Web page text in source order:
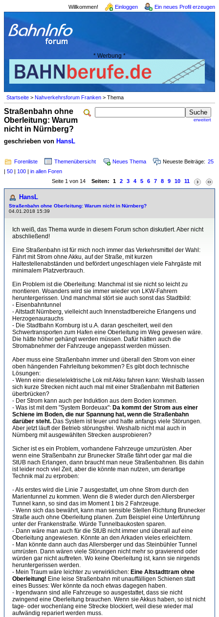
Willkommen! Einloggen Ein neues Profil erzeugen
* Werbung *
Startseite > Nahverkehrsforum Franken > Thema
erweitert
Straßenbahn ohne
Oberleitung: Warum
nicht in Nürnberg?
geschrieben von HansL
Forenliste Themenübersicht Neues Thema Neueste Beiträge: 25
| 50 | 100 | in allen Foren
Seite 1 von 14 Seiten: 1 2 3 4 5 6 7 8 9 10 11
HansL
Straßenbahn ohne Oberleitung: Warum nicht in Nürnberg?
04.01.2018 15:39
Ich weiß, das Thema wurde in diesem Forum schon diskutiert. Aber nicht
abschließend!
Eine Straßenbahn ist für mich noch immer das Verkehrsmittel der Wahl:
Fährt mit Strom ohne Akku, auf der Straße, mit kurzen
Haltestellenabständen und befördert ungeschlagen viele Fahrgäste mit
minimalem Platzverbrauch.
Ein Problem ist die Oberleitung: Manchmal ist sie nicht so leicht zu
montieren. Woanders wird sie immer wieder von LKW-Fahrern
heruntergerissen. Und manchmal stört sie auch sonst das Stadtbild:
- Eisenbahntunnel
- Altstadt Nürnberg, vielleicht auch Innenstadtbereiche Erlangens und
Herzogenaurauchs
- Die Stadtbahn Kornburg ist u.A. daran gescheitert, weil den
Schwertransporten zum Hafen eine Oberleitung im Weg gewesen wäre.
Die hätte höher gehängt werden müssen. Dafür hätten auch die
Stromabnehmer der Fahrzeuge angepasst werden müssen.
Aber muss eine Straßenbahn immer und überall den Strom von einer
oben hängenden Fahrleitung bekommen? Es gibt doch technische
Lösungen:
- Wenn eine dieselelektrische Lok mit Akku fahren kann: Weshalb lassen
sich kurze Strecken nicht auch mal mit einer Straßenbahn mit Batterien
überbrücken?
- Der Strom kann auch per Induktion aus dem Boden kommen.
- Was ist mit dem "System Bordeuax": Da kommt der Strom aus einer
Schiene im Boden, die nur Spannung hat, wenn die Straßenbahn
darüber steht. Das System ist teuer und hatte anfangs viele Störungen.
Aber jetzt läuft der Betrieb störungsfrei. Weshalb nicht mal auch in
Nürnberg mit ausgewählten Strecken ausprobieren?
Sicher ist es ein Problem, vorhandene Fahrzeuge umzurüsten. Aber
wenn eine Straßenbahn zur Brunecker Straße fährt oder gar mal die
StUB nach Erlangen, dann braucht man neue Straßenbahnen. Bis dahin
ist leider noch viel Zeit, aber die könnte man nutzen, um derartige
Technik mal zu erproben:
- Als erstes wird die Linie 7 ausgestattet, um ohne Strom durch den
Marientunnel zu kommen. Wenn die 8 wieder durch den Allersberger
Tunnel kann, so sind das im Moment 1 bis 2 Fahrzeuge.
- Wenn sich das bewährt, kann man sensible Stellen Richtung Brunecker
Straße auch ohne Oberleitung planen. Zum Beispiel eine Unterführung
unter der Frankenstraße. Würde Tunnelbaukosten sparen.
- Dann wäre man auch für die StUB nicht immer und überall auf eine
Oberleitung angewiesen. Könnte an den Arkaden vieles erleichtern.
- Man könnte dann auch das Allersberger und das Steinbühler Tunnel
umrüsten. Dann wären viele Störungen nicht mehr so gravierend oder
würden gar nicht auftreten. Wo keine Oberleitung ist, kann sie nirgends
heruntergerissen werden.
- Mein Traum wäre leichter zu verwirklichen: Eine Altstadttram ohne
Oberleitung! Eine leise Straßenbahn mit unauffälligen Schienen statt
eines Busses: Wer könnte da noch etwas dagegen haben.
- Irgendwann sind alle Fahrzeuge so ausgestattet, dass sie nicht
zwingend eine Oberleitung brauchen. Wenn sie Akkus haben, so ist nicht
tage- oder wochenlang eine Strecke blockiert, weil diese wieder mal
aufwändig repariert werden muss.